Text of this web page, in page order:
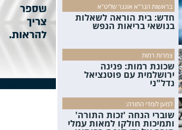
בראשות הגר"א אונגר שליט"א
חדש: בית הוראה לשאלות
בנושאי בריאות הנפש
צמרות רמות
שכונת רמות: פנינה
ירושלמית עם פוטנציאל
נדל"ני
למען לומדי התורה:
שוברי הנחה 'זכות התורה'
ותמיכות חולקו למאות עמלי